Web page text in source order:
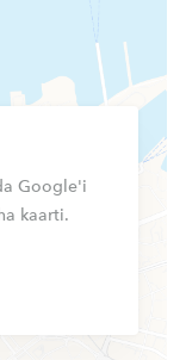
Google'i
kaarti.